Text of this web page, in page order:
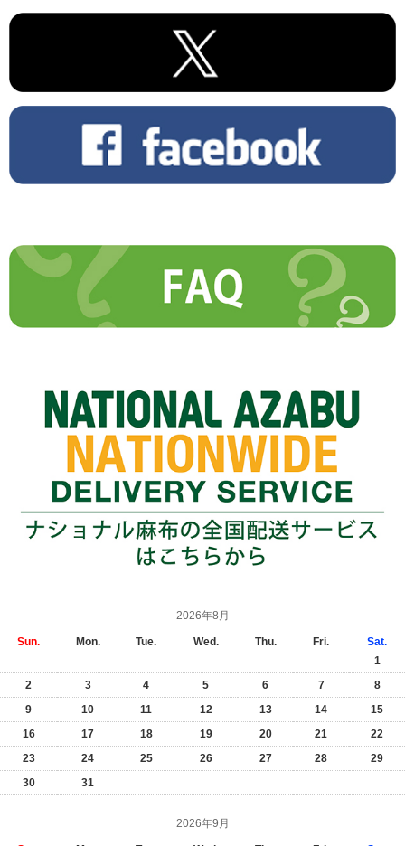
2026年8月
Sun. Mon. Tue. Wed. Thu. Fri.
Sat.
1
2
3 4 5 6 7
8
9
10 11 12 13 14
15
16
17 18 19 20 21
22
23
24 25 26 27 28
29
30
31
2026年9月